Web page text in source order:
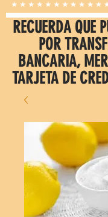
RECUERDA QUE
POR
BANCARIA,
TARJETA DE